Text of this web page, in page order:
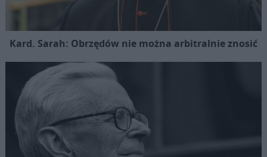
Kard. Sarah: Obrzędów nie można arbitralnie znosić